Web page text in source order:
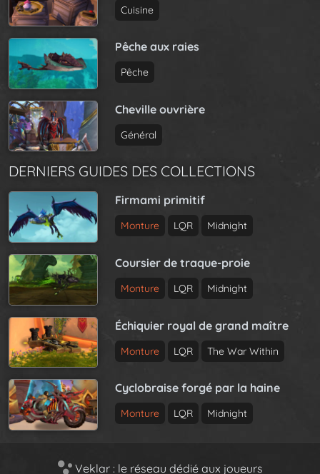
Cuisine
Pêche aux raies
Pêche
Cheville ouvrière
Général
DERNIERS GUIDES DES COLLECTIONS
Firmami primitif
Monture LQR Midnight
Coursier de traque-proie
Monture LQR Midnight
Échiquier royal de grand maître
Monture LQR The War Within
Cyclobraise forgé par la haine
Monture LQR Midnight
Veklar : le réseau dédié aux joueurs